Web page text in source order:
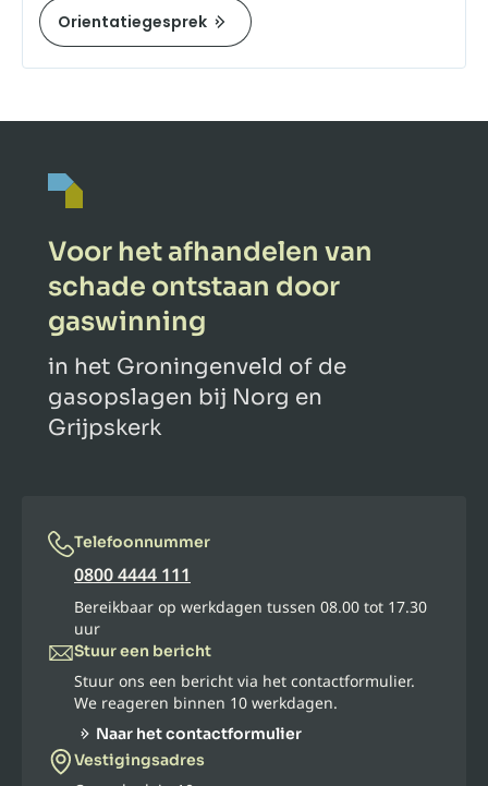
Orientatiegesprek
Voor het afhandelen van
schade ontstaan door
gaswinning
in het Groningenveld of de
gasopslagen bij Norg en
Grijpskerk
Telefoonnummer
0800 4444 111
Bereikbaar op werkdagen tussen 08.00 tot 17.30
uur
Stuur een bericht
Stuur ons een bericht via het contactformulier.
We reageren binnen 10 werkdagen.
Naar het contactformulier
Vestigingsadres